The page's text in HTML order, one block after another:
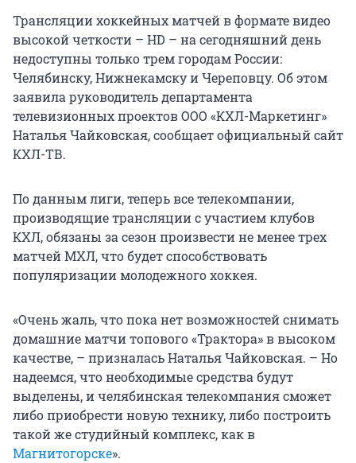
Трансляции хоккейных матчей в формате видео
высокой четкости – HD – на сегодняшний день
недоступны только трем городам России:
Челябинску, Нижнекамску и Череповцу. Об этом
заявила руководитель департамента
телевизионных проектов ООО «КХЛ-Маркетинг»
Наталья Чайковская, сообщает официальный сайт
КХЛ-ТВ.
По данным лиги, теперь все телекомпании,
производящие трансляции с участием клубов
КХЛ, обязаны за сезон произвести не менее трех
матчей МХЛ, что будет способствовать
популяризации молодежного хоккея.
«Очень жаль, что пока нет возможностей снимать
домашние матчи топового «Трактора» в высоком
качестве, – призналась Наталья Чайковская. – Но
надеемся, что необходимые средства будут
выделены, и челябинская телекомпания сможет
либо приобрести новую технику, либо построить
такой же студийный комплекс, как в
Магнитогорске».